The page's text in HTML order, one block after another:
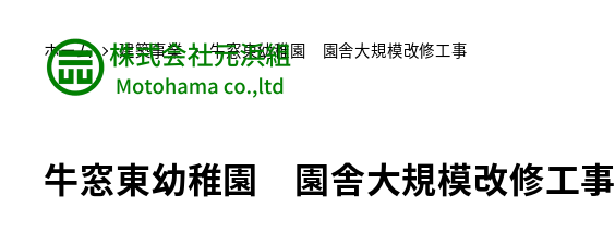
ホーム 建築事業 牛窓東幼稚園 園舎大規模改修工事
牛窓東幼稚園 園舎大規模改修工事